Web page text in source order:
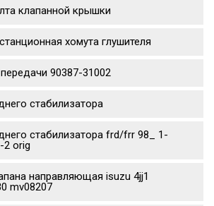
клапанной крышки
хомута глушителя
90387-31002
стабилизатора
стабилизатора frd/frr 98_ 1-
2 orig
направляющая isuzu 4jj1
mv08207